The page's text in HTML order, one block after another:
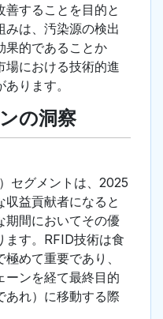
することを目的と
みは、汚染源の検出
果的であることか
場における技術的進
ります。
の洞察
セグメントは、2025
益貢献者になると
期間においてその優
ます。RFID技術は食
めて重要であり、
ーンを経て最終目的
あれ）に移動する際